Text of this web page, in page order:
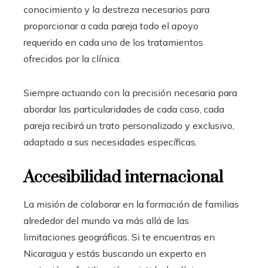
conocimiento y la destreza necesarios para
proporcionar a cada pareja todo el apoyo
requerido en cada uno de los tratamientos
ofrecidos por la clínica.
Siempre actuando con la precisión necesaria para
abordar las particularidades de cada caso, cada
pareja recibirá un trato personalizado y exclusivo,
adaptado a sus necesidades específicas.
Accesibilidad internacional
La misión de colaborar en la formación de familias
alrededor del mundo va más allá de las
limitaciones geográficas. Si te encuentras en
Nicaragua y estás buscando un experto en